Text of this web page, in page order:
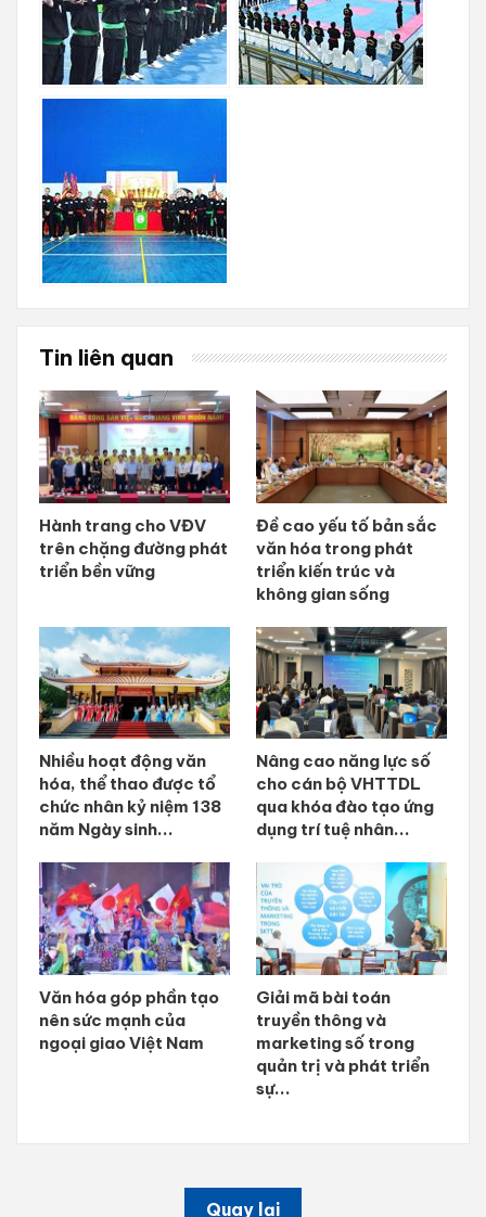
Tin liên quan
Hành trang cho VĐV
trên chặng đường phát
triển bền vững
Đề cao yếu tố bản sắc
văn hóa trong phát
triển kiến trúc và
không gian sống
Nhiều hoạt động văn
hóa, thể thao được tổ
chức nhân kỷ niệm 138
năm Ngày sinh...
Nâng cao năng lực số
cho cán bộ VHTTDL
qua khóa đào tạo ứng
dụng trí tuệ nhân...
Văn hóa góp phần tạo
nên sức mạnh của
ngoại giao Việt Nam
Giải mã bài toán
truyền thông và
marketing số trong
quản trị và phát triển
sự...
Quay lại